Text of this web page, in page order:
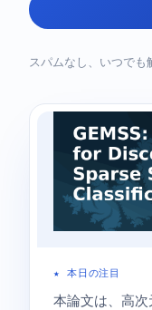
スパムなし、いつでも
★ 本日の注目
本論文は、高